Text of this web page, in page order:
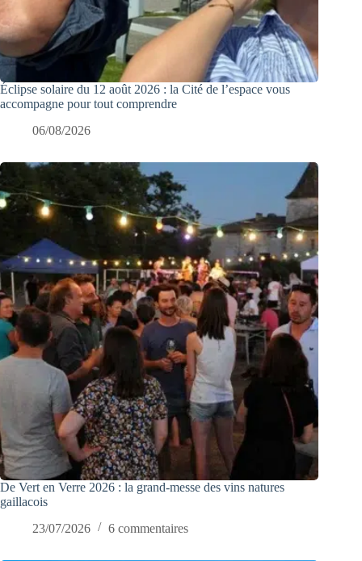
Éclipse solaire du 12 août 2026 : la Cité de l’espace vous
accompagne pour tout comprendre
06/08/2026
De Vert en Verre 2026 : la grand-messe des vins natures
gaillacois
23/07/2026
6 commentaires